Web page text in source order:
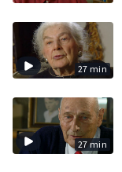
27 min
27 min